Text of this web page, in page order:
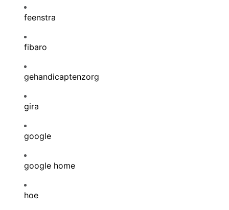
feenstra
fibaro
gehandicaptenzorg
gira
google
google home
hoe